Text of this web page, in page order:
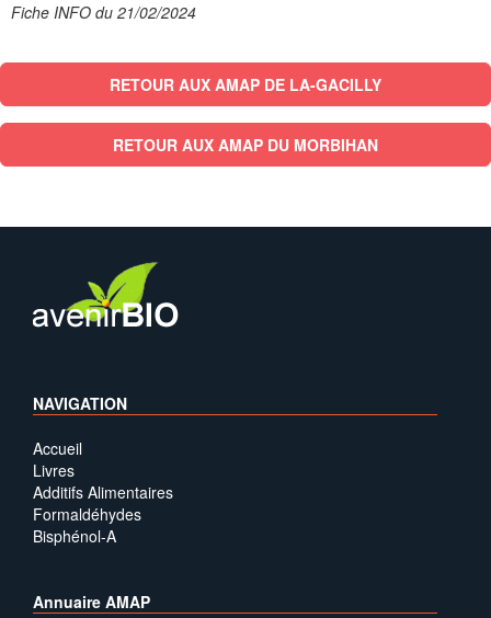
Fiche INFO du 21/02/2024
RETOUR AUX AMAP DE LA-GACILLY
RETOUR AUX AMAP DU MORBIHAN
NAVIGATION
Accueil
Livres
Additifs Alimentaires
Formaldéhydes
Bisphénol-A
Annuaire AMAP